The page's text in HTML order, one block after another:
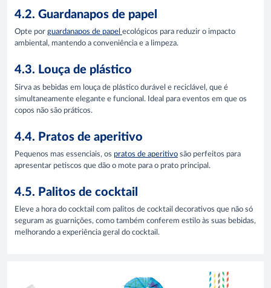
4.2. Guardanapos de papel
Opte por guardanapos de papel ecológicos para reduzir o impacto
ambiental, mantendo a conveniência e a limpeza.
4.3. Louça de plástico
Sirva as bebidas em louça de plástico durável e reciclável, que é
simultaneamente elegante e funcional. Ideal para eventos em que os
copos não são práticos.
4.4. Pratos de aperitivo
Pequenos mas essenciais, os pratos de aperitivo são perfeitos para
apresentar petiscos que dão o mote para o prato principal.
4.5. Palitos de cocktail
Eleve a hora do cocktail com palitos de cocktail decorativos que não só
seguram as guarnições, como também conferem estilo às suas bebidas,
melhorando a experiência geral do cocktail.